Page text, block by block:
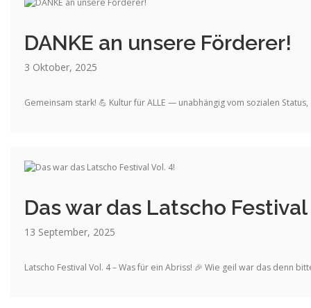
DANKE an unsere Förderer!
3 Oktober, 2025
Gemeinsam stark! 💪 Kultur für ALLE — unabhängig vom sozialen
Das war das Latscho Festival
13 September, 2025
Latscho Festival Vol. 4 – Was für ein Abriss! 🎉 Wie geil war das denn